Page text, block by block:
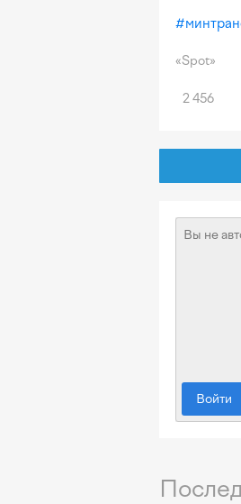
#
«Spot»
2 456
Войти